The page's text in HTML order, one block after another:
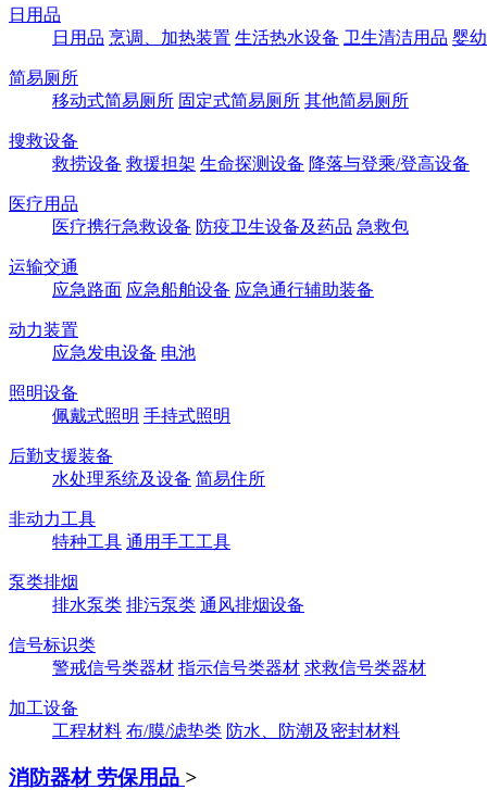
日用品
日用品 烹调、加热装置 生活热水设备 卫生清洁用品 婴
简易厕所
移动式简易厕所 固定式简易厕所 其他简易厕所
搜救设备
救捞设备 救援担架 生命探测设备 降落与登乘/登高设备
医疗用品
医疗携行急救设备 防疫卫生设备及药品 急救包
运输交通
应急路面 应急船舶设备 应急通行辅助装备
动力装置
应急发电设备 电池
照明设备
佩戴式照明 手持式照明
后勤支援装备
水处理系统及设备 简易住所
非动力工具
特种工具 通用手工工具
泵类排烟
排水泵类 排污泵类 通风排烟设备
信号标识类
警戒信号类器材 指示信号类器材 求救信号类器材
加工设备
工程材料 布/膜/滤垫类 防水、防潮及密封材料
消防器材 劳保用品 >